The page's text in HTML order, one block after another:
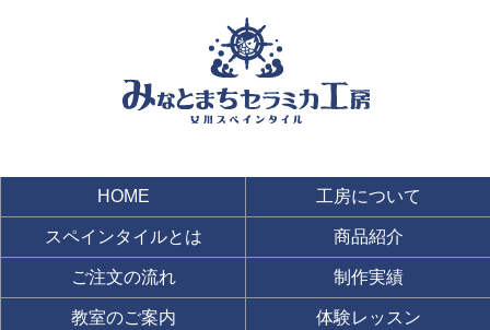
HOME 工房について
スペインタイルとは 商品紹介
ご注文の流れ 制作実績
教室のご案内 体験レッスン